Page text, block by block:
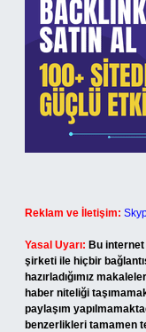
Reklam ve İletişim:
Yasal Uyarı: Bu
şirketi ile hiçbir
hazırladığımız
haber niteliği
paylaşım
benzerlikleri tamamen